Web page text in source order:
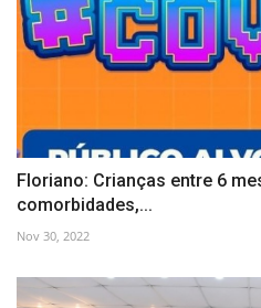
Floriano: Crianças entre 6
comorbidades,...
Nov 30, 2022